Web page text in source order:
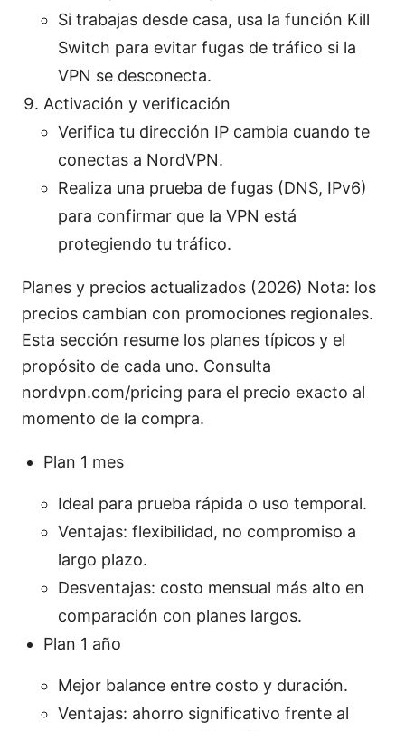
Si trabajas desde casa, usa la función Kill
Switch para evitar fugas de tráfico si la
VPN se desconecta.
Activación y verificación
Verifica tu dirección IP cambia cuando te
conectas a NordVPN.
Realiza una prueba de fugas (DNS, IPv6)
para confirmar que la VPN está
protegiendo tu tráfico.
Planes y precios actualizados (2026) Nota: los
precios cambian con promociones regionales.
Esta sección resume los planes típicos y el
propósito de cada uno. Consulta
nordvpn.com/pricing para el precio exacto al
momento de la compra.
Plan 1 mes
Ideal para prueba rápida o uso temporal.
Ventajas: flexibilidad, no compromiso a
largo plazo.
Desventajas: costo mensual más alto en
comparación con planes largos.
Plan 1 año
Mejor balance entre costo y duración.
Ventajas: ahorro significativo frente al